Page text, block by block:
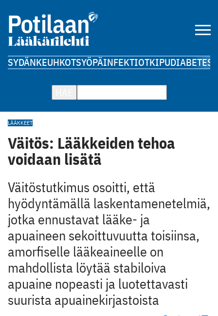
SYDÄNKEUHKOTSYÖPÄINFEKTIOTKIPUDIABETES
LÄÄKKEET
Väitös: Lääkkeiden tehoa
voidaan lisätä
Väitöstutkimus osoitti, että
hyödyntämällä laskentamenetelmiä,
jotka ennustavat lääke- ja
apuaineen sekoittuvuutta toisiinsa,
amorfiselle lääkeaineelle on
mahdollista löytää stabiloiva
apuaine nopeasti ja luotettavasti
suurista apuainekirjastoista